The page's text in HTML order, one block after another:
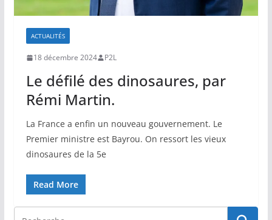
ACTUALITÉS
18 décembre 2024 P2L
Le défilé des dinosaures, par
Rémi Martin.
La France a enfin un nouveau gouvernement. Le
Premier ministre est Bayrou. On ressort les vieux
dinosaures de la 5e
Read More